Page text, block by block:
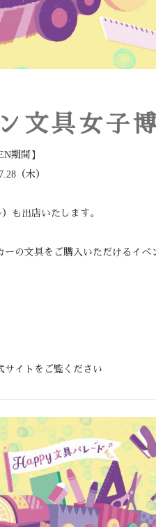
文具女
期間】
（木）
も出店いたします。
の文具をご購入いただけるイベ
イトをご覧ください